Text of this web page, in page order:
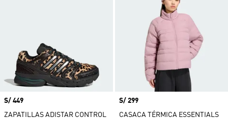
Precio
S/ 449
ZAPATILLAS ADISTAR CONTROL
Precio
S/ 299
CASACA TÉRMICA ESSENTIALS